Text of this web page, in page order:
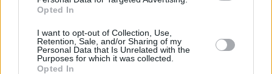
Opted In
I want to opt-out of Collection, Use,
Retention, Sale, and/or Sharing of my
Personal Data that Is Unrelated with the
Purposes for which it was collected.
Opted In